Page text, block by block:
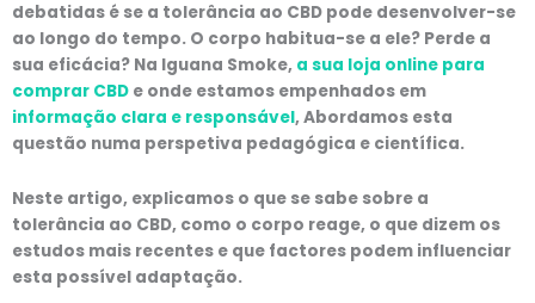
debatidas é se a tolerância ao CBD pode desenvolver-se
ao longo do tempo. O corpo habitua-se a ele? Perde a
sua eficácia? Na Iguana Smoke, a sua loja online para
comprar CBD e onde estamos empenhados em
informação clara e responsável, Abordamos esta
questão numa perspetiva pedagógica e científica.
Neste artigo, explicamos o que se sabe sobre a
tolerância ao CBD, como o corpo reage, o que dizem os
estudos mais recentes e que factores podem influenciar
esta possível adaptação.